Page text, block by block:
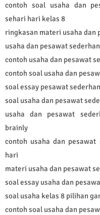
contoh soal usaha dan
sehari hari kelas 8
ringkasan materi usaha dan
usaha dan pesawat
contoh usaha dan pesawat
contoh soal usaha dan
soal essay pesawat
soal usaha dan pesawat
usaha dan pesawat
brainly
contoh usaha dan
hari
materi usaha dan pesawat
soal essay usaha dan
soal usaha kelas 8 pilihan
contoh soal usaha dan